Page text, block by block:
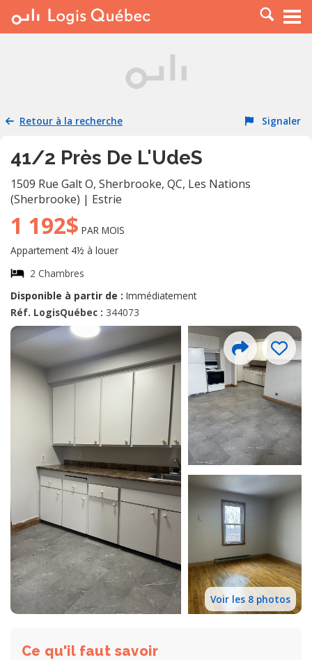
À LOUER
PLACER UNE ANNONCE
RESSOURCES
Retour à la recherche Signaler
41/2 Près De L'UdeS
1509 Rue Galt O, Sherbrooke, QC, Les Nations
(Sherbrooke) | Estrie
1 192$ PAR MOIS
Appartement 4½ à louer
2 Chambres
Disponible à partir de : Immédiatement
Réf. LogisQuébec : 344073
Voir les 8 photos
Ce qu'il faut savoir